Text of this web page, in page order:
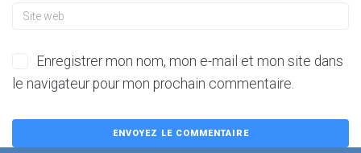
Enregistrer mon nom, mon e-mail et mon site dans
le navigateur pour mon prochain commentaire.